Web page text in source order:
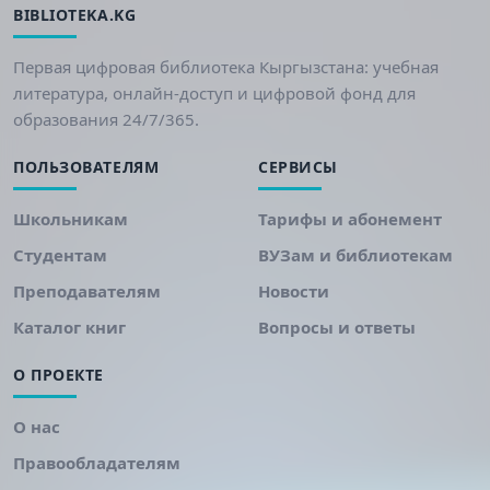
BIBLIOTEKA.KG
Первая цифровая библиотека Кыргызстана: учебная
литература, онлайн-доступ и цифровой фонд для
образования 24/7/365.
ПОЛЬЗОВАТЕЛЯМ
Школьникам
Студентам
Преподавателям
Каталог книг
СЕРВИСЫ
Тарифы и абонемент
ВУЗам и библиотекам
Новости
Вопросы и ответы
О ПРОЕКТЕ
О нас
Правообладателям